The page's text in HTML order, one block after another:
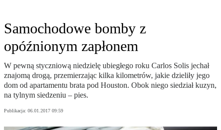
Samochodowe bomby z
opóźnionym zapłonem
W pewną styczniową niedzielę ubiegłego roku Carlos Solis jechał
znajomą drogą, przemierzając kilka kilometrów, jakie dzieliły jego
dom od apartamentu brata pod Houston. Obok niego siedział kuzyn,
na tylnym siedzeniu – pies.
Publikacja: 06.01.2017 09:59